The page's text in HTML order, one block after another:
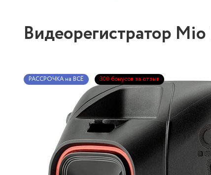
Видеорегистратор
РАССРОЧКА на ВСЁ 300 бонусов за отзыв